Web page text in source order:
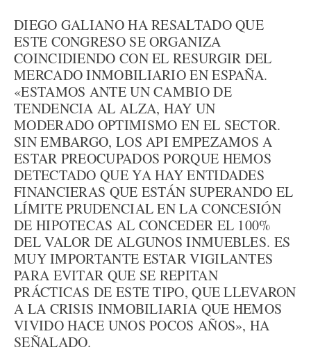
DIEGO GALIANO HA RESALTADO QUE
ESTE CONGRESO SE ORGANIZA
COINCIDIENDO CON EL RESURGIR DEL
MERCADO INMOBILIARIO EN ESPAÑA.
«ESTAMOS ANTE UN CAMBIO DE
TENDENCIA AL ALZA, HAY UN
MODERADO OPTIMISMO EN EL SECTOR.
SIN EMBARGO, LOS API EMPEZAMOS A
ESTAR PREOCUPADOS PORQUE HEMOS
DETECTADO QUE YA HAY ENTIDADES
FINANCIERAS QUE ESTÁN SUPERANDO EL
LÍMITE PRUDENCIAL EN LA CONCESIÓN
DE HIPOTECAS AL CONCEDER EL 100%
DEL VALOR DE ALGUNOS INMUEBLES. ES
MUY IMPORTANTE ESTAR VIGILANTES
PARA EVITAR QUE SE REPITAN
PRÁCTICAS DE ESTE TIPO, QUE LLEVARON
A LA CRISIS INMOBILIARIA QUE HEMOS
VIVIDO HACE UNOS POCOS AÑOS», HA
SEÑALADO.